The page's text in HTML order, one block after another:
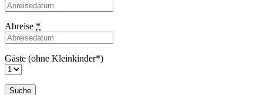
Abreise *
Gäste (ohne Kleinkinder*)
Suche